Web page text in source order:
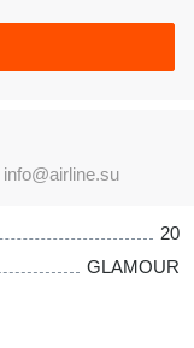
20
GLAMOUR
info@airline.su